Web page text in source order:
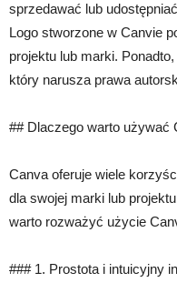
sprzedawać lub
Logo stworzone w Canvie
projektu lub marki.
który narusza prawa
## Dlaczego warto używać
Canva oferuje wiele
dla swojej marki lub
warto rozważyć użycie
### 1. Prostota i intuicyjny